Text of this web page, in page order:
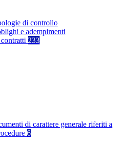
di controllo
e adempimenti
233
di carattere generale riferiti a
6